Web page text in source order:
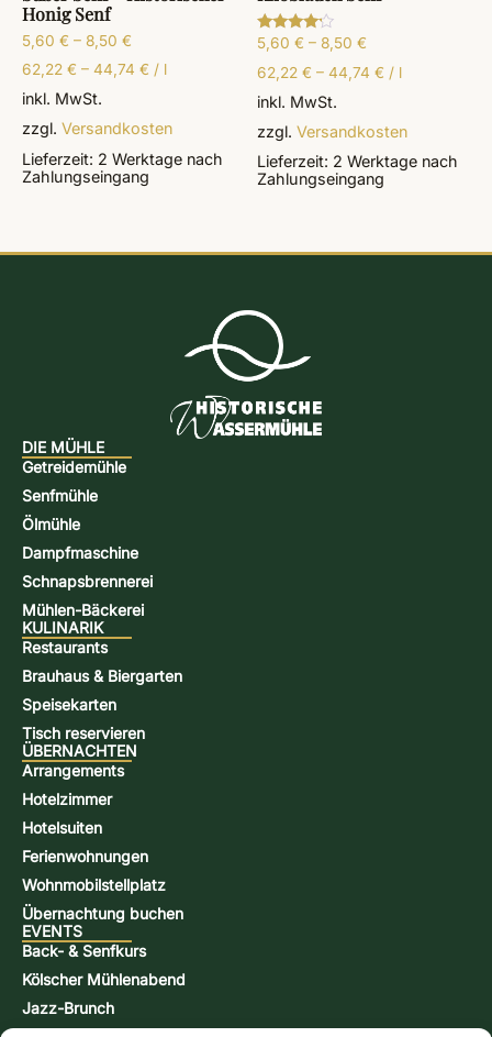
Honig Senf
5,60 € – 8,50 €
62,22 € – 44,74 € / l
inkl. MwSt.
zzgl. Versandkosten
Lieferzeit: 2 Werktage nach
Zahlungseingang
Bewertet
mit
4.00
von 5
5,60 € – 8,50 €
62,22 € – 44,74 € / l
inkl. MwSt.
zzgl. Versandkosten
Lieferzeit: 2 Werktage nach
Zahlungseingang
DIE MÜHLE
Getreidemühle
Senfmühle
Ölmühle
Dampfmaschine
Schnapsbrennerei
Mühlen-Bäckerei
KULINARIK
Restaurants
Brauhaus & Biergarten
Speisekarten
Tisch reservieren
ÜBERNACHTEN
Arrangements
Hotelzimmer
Hotelsuiten
Ferienwohnungen
Wohnmobilstellplatz
Übernachtung buchen
EVENTS
Back- & Senfkurs
Kölscher Mühlenabend
Jazz-Brunch